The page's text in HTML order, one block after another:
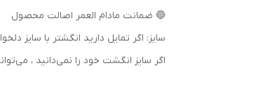
🔵 ضمانت مادام العمر اصالت محصول
سایز: اگر تمایل دارید انگشتر با
اگر سایز انگشت خود را نمی‌دانید ،